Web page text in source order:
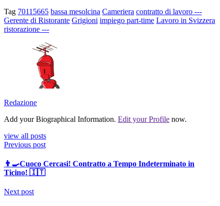
Tag 70115665 bassa mesolcina Cameriera contratto di lavoro ---
Gerente di Ristorante Grigioni impiego part-time Lavoro in Svizzera
ristorazione ---
Redazione
Add your Biographical Information. Edit your Profile now.
view all posts
Previous post
👨‍🍳Cuoco Cercasi! Contratto a Tempo Indeterminato in
Ticino! 🇮🇹
Next post